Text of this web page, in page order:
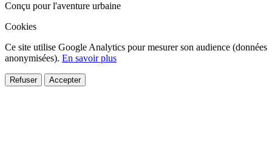
Conçu pour l'aventure urbaine
Cookies
Ce site utilise Google Analytics pour mesurer son audience (données
anonymisées). En savoir plus
Refuser Accepter